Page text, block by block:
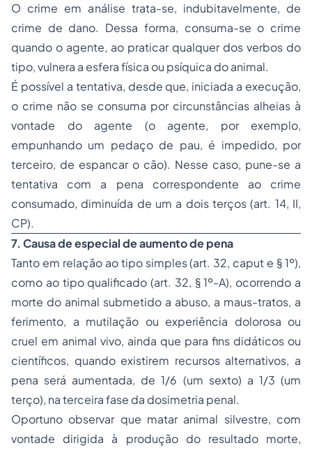
O crime em análise trata-se, indubitavelmente, de
crime de dano. Dessa forma, consuma-se o crime
quando o agente, ao praticar qualquer dos verbos do
tipo, vulnera a esfera física ou psíquica do animal.
É possível a tentativa, desde que, iniciada a execução,
o crime não se consuma por circunstâncias alheias à
vontade do agente (o agente, por exemplo,
empunhando um pedaço de pau, é impedido, por
terceiro, de espancar o cão). Nesse caso, pune-se a
tentativa com a pena correspondente ao crime
consumado, diminuída de um a dois terços (art. 14, II,
CP).
7. Causa de especial de aumento de pena
Tanto em relação ao tipo simples (art. 32, caput e § 1º),
como ao tipo qualificado (art. 32, § 1º-A), ocorrendo a
morte do animal submetido a abuso, a maus-tratos, a
ferimento, a mutilação ou experiência dolorosa ou
cruel em animal vivo, ainda que para fins didáticos ou
científicos, quando existirem recursos alternativos, a
pena será aumentada, de 1/6 (um sexto) a 1/3 (um
terço), na terceira fase da dosimetria penal.
Oportuno observar que matar animal silvestre, com
vontade dirigida à produção do resultado morte,